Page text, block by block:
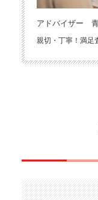
アドバイザー
親切・丁寧！満足